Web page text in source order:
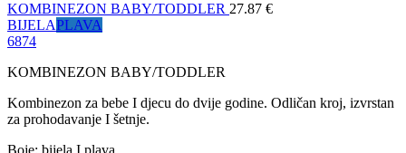
KOMBINEZON BABY/TODDLER 27.87 €
BIJELAPLAVA
6874
KOMBINEZON BABY/TODDLER
Kombinezon za bebe I djecu do dvije godine. Odličan kroj, izvrstan
za prohodavanje I šetnje.